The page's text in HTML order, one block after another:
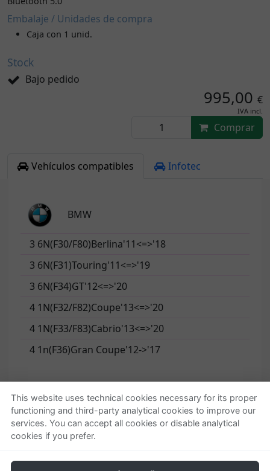
Embalaje / Unidades de compra
Caja con 1 unid.
Stock
Bajo pedido
995,00 €
IVA incl.
Comprar
Vehículos compatibles Infotec
BMW
3 6N(F30/F80)Berlina'11<=>'18
3 6N(F31)Touring'11<=>'19
3 6N(F34)GT'12<=>'20
4 1N(F32/F82)Coupe'13<=>'20
4 1N(F33/F83)Cabrio'13<=>'20
4 1n(F36)Gran Coupe'12->'17
Quienes somos
Empresa
Ayuda
This website uses technical cookies necessary for its proper
functioning and third-party analytical cookies to improve our
services. You can accept all cookies or disable analytical
cookies if you prefer.